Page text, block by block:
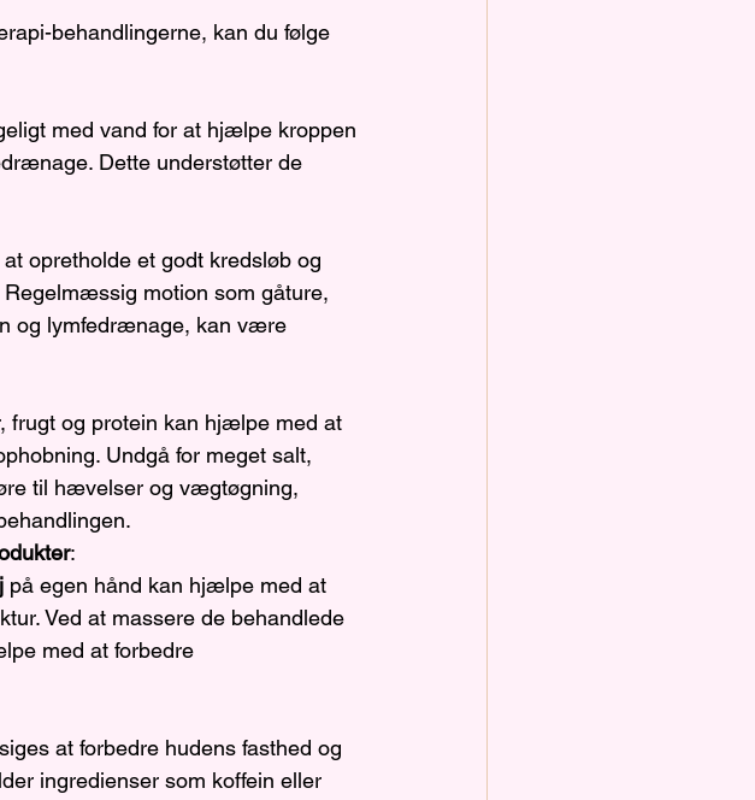
behandlingerne, kan du følge
med vand for at hjælpe kroppen
Dette understøtter de
opretholde et godt kredsløb og
motion som gåture,
og lymfedrænage, kan være
frugt og protein kan hjælpe med at
Undgå for meget salt,
til hævelser og vægtøgning,
:
på egen hånd kan hjælpe med at
Ved at massere de behandlede
med at forbedre
at forbedre hudens fasthed og
ingredienser som koffein eller